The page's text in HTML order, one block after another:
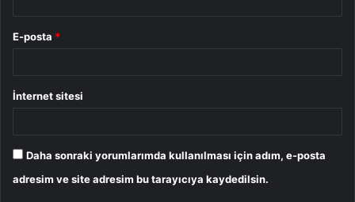
E-posta *
İnternet sitesi
Daha sonraki yorumlarımda kullanılması için adım, e-posta
adresim ve site adresim bu tarayıcıya kaydedilsin.